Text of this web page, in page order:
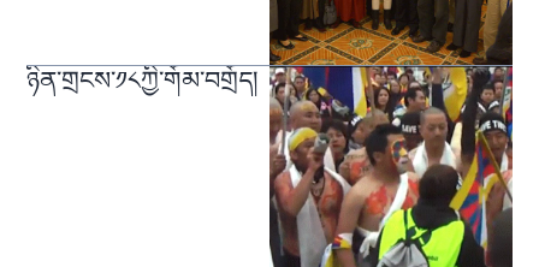
ཉིན་གྲངས་༡༨ཀྱི་གོམ་བགྲོད།